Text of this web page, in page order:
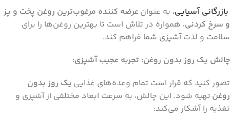
بازرگانی آسیایی، به عنوان عرضه کننده مرغوب‌ترین روغن پخت و پز
و سرخ کردنی، همواره در تلاش است تا بهترین روغن‌ها را برای
سلامت و لذت آشپزی شما فراهم کند.
چالش یک روز بدون روغن: تجربه عجیب آشپزی:
تصور کنید که قرار است تمام وعده‌های غذایی یک روز بدون
روغن تهیه شود. این چالش، به سرعت ابعاد مختلفی از آشپزی و
تغذیه را آشکار می‌کند: